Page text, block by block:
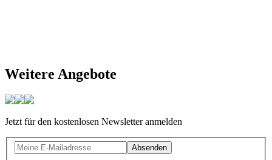
Weitere Angebote
Jetzt für den kostenlosen Newsletter anmelden
Absenden